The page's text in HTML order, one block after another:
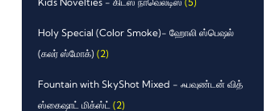
Holy Special (Color Smoke)- ஹோலி ஸ்பெஷல்
(கலர் ஸ்மோக்) (2)
Fountain with SkyShot Mixed - ஃபவுண்டன் வித்
ஸ்கைஷாட் மிக்ஸ்ட் (2)